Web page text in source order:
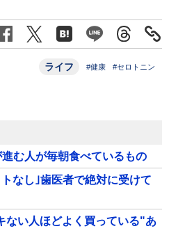
ライフ #健康 #セロトニン
む人が毎朝食べているもの
なし｣歯医者で絶対に受けて
ない人ほどよく買っている"あ